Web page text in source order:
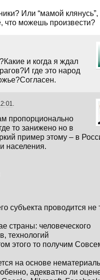
Или “мамой клянусь”,
что можешь произвести?
и когда я ждал
где это народ
пропорционально
то занижено но в
пример этому – в
населения.
субъекта проводится не
страны: человеческого
технологий
этого то получим
на основе
адекватно ли